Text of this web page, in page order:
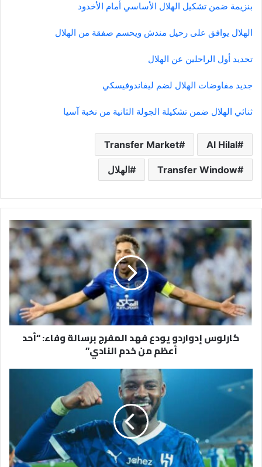
بنزيمة ضمن تشكيل الهلال الأساسي أمام الأخدود
الهلال يوافق على رحيل مندش ويحسم صفقة من الهلال
تحديد أول الراحلين عن الهلال
جديد مفاوضات الهلال لضم ليفاندوفيسكي
ثنائي الهلال ضمن تشكيلة الجولة الثانية من نخبة آسيا
Al Hilal
Transfer Market
Transfer Window الهلال
كارلوس
إدواردو
يودع
فهد
المفرج
برسالة
وفاء:
“أحد
أعظم
كارلوس إدواردو يودع فهد المفرج برسالة وفاء: “أحد
أعظم من خدم النادي”
إدارية
الهلال
لتأمين
بقاء
حسان
تمبكتي